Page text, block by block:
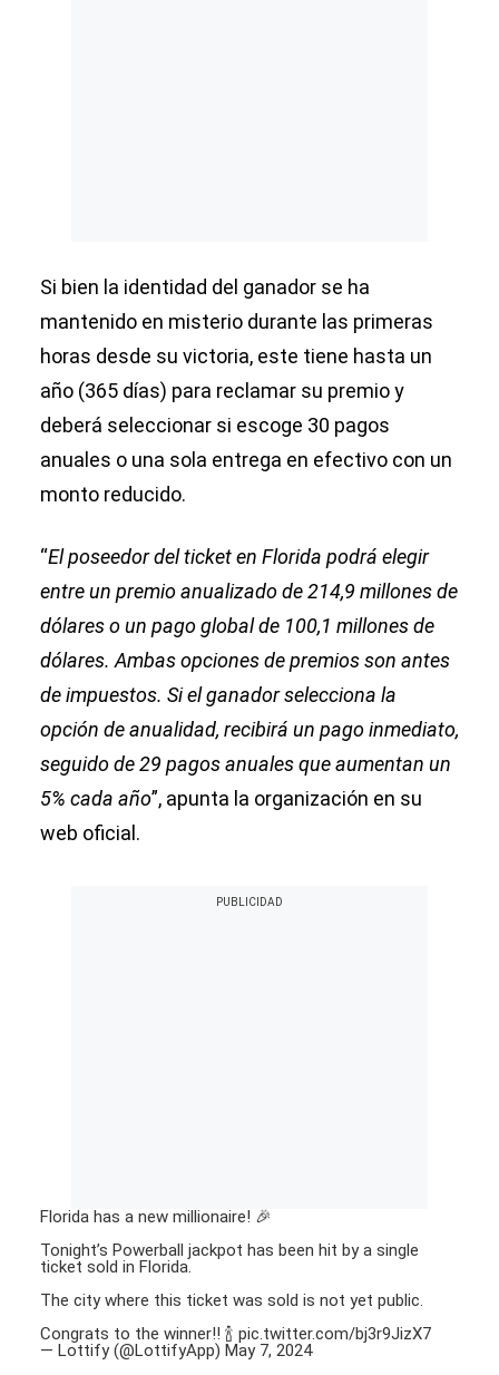
Si bien la identidad del ganador se ha
mantenido en misterio durante las primeras
horas desde su victoria, este tiene hasta un
año (365 días) para reclamar su premio y
deberá seleccionar si escoge 30 pagos
anuales o una sola entrega en efectivo con un
monto reducido.
“El poseedor del ticket en Florida podrá elegir
entre un premio anualizado de 214,9 millones de
dólares o un pago global de 100,1 millones de
dólares. Ambas opciones de premios son antes
de impuestos. Si el ganador selecciona la
opción de anualidad, recibirá un pago inmediato,
seguido de 29 pagos anuales que aumentan un
5% cada año”, apunta la organización en su
web oficial.
Florida has a new millionaire! 🎉
Tonight’s Powerball jackpot has been hit by a single
ticket sold in Florida.
The city where this ticket was sold is not yet public.
Congrats to the winner!! 🍾 pic.twitter.com/bj3r9JizX7
— Lottify (@LottifyApp) May 7, 2024